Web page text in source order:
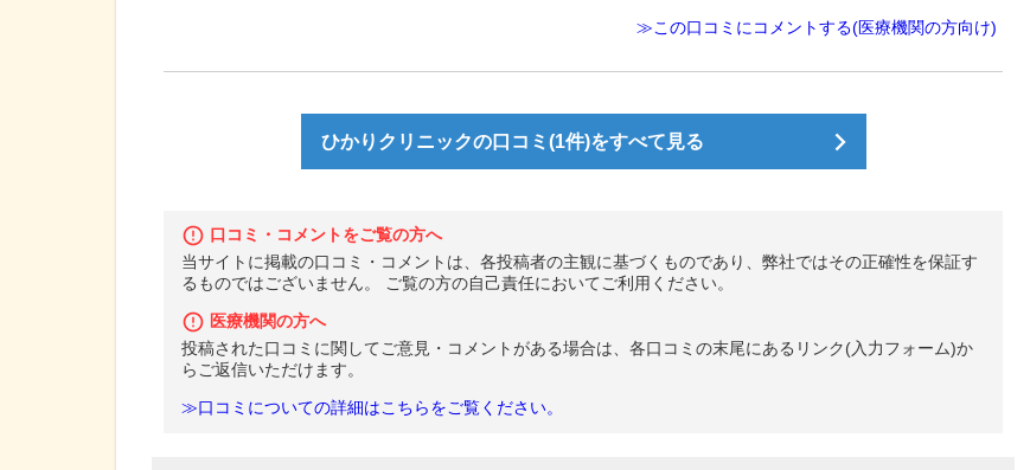
≫この口コミにコメントする(医療機関の方向け)
ひかりクリニックの口コミ(1件)をすべて見る
口コミ・コメントをご覧の方へ
当サイトに掲載の口コミ・コメントは、各投稿者の主観に基づくものであり、弊社ではその正確性を保証す
るものではございません。 ご覧の方の自己責任においてご利用ください。
医療機関の方へ
投稿された口コミに関してご意見・コメントがある場合は、各口コミの末尾にあるリンク(入力フォーム)か
らご返信いただけます。
≫口コミについての詳細はこちらをご覧ください。